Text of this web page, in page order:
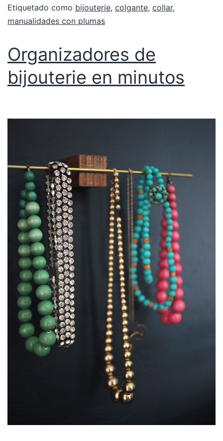
Etiquetado como bijouterie, colgante, collar,
manualidades con plumas
Organizadores de
bijouterie en minutos